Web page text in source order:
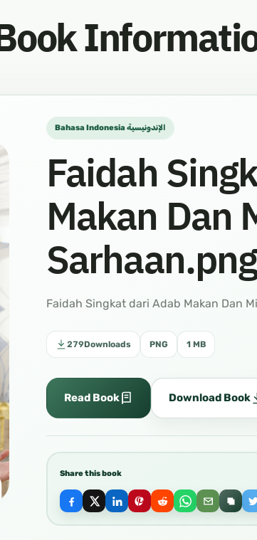
Bahasa Indonesia الإندونيسية
Faidah
Makan Dan
Sarhaan.png
Faidah Singkat dari Adab Makan Dan
279Downloads PNG 1 MB
Read Book Download Book
Share this book